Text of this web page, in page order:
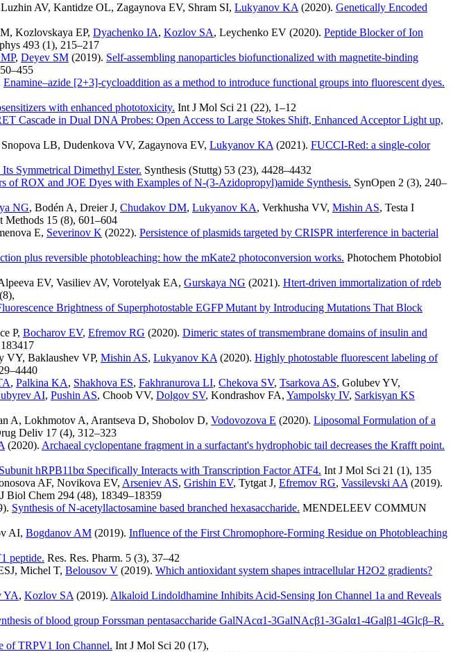
Luzhin AV, Kantidze OL, Zagaynova EV, Shram SI, Lukyanov KA (2020). Genetically Encoded
, Kozlovskaya EP, Dyachenko IA, Kozlov SA, Leychenko EV (2020). Peptide Blocker of Ion
493 (1), 215–217
, Deyev SM (2019). Self-assembling nanoparticles biofunctionalized with magnetite-binding
Enamine–azide [2+3]-cycloaddition as a method to introduce functional groups into fluorescent dyes.
with enhanced phototoxicity. Int J Mol Sci 21 (22), 1–12
Cascade in Dual DNA Probes: Open Access to Large Stokes Shift, Enhanced Acceptor Light up,
Snopova LB, Dudenkova VV, Zagaynova EV, Lukyanov KA (2021). FUCCI-Red: a single-color
Symmetrical Dimethyl Ester. Synthesis (Stuttg) 53 (23), 4428–4432
of ROX and JOE Dyes with Examples of N-(3-Azidopropyl)amide Synthesis. SynOpen 2 (3), 240–
NG, Bodén A, Dreier J, Chudakov DM, Lukyanov KA, Verkhusha VV, Mishin AS, Testa I
Methods 15 (8), 601–604
E, Severinov K (2022). Persistence of plasmids targeted by CRISPR interference in bacterial
plus reversible photobleaching: how the mKate2 photoconversion works. Photochem Photobiol
EV, Vasiliev AV, Vorotelyak EA, Gurskaya NG (2021). Htert-driven immortalization of rdeb
,
Brightness of Superphotostable EGFP Mutant by Introducing Mutations That Block
P, Bocharov EV, Efremov RG (2020). Dimeric states of transmembrane domains of insulin and
183417
VY, Baklaushev VP, Mishin AS, Lukyanov KA (2020). Highly photostable fluorescent labeling of
, Palkina KA, Shakhova ES, Fakhranurova LI, Chekova SV, Tsarkova AS, Golubev YV,
AI, Pushin AS, Choob VV, Dolgov SV, Kondrashov FA, Yampolsky IV, Sarkisyan KS
A, Lokhmotov A, Arantseva D, Shobolov D, Vodovozova E (2020). Liposomal Formulation of a
Deliv 17 (4), 312–323
(2020). Archaeal cyclopentane fragment in a surfactant's hydrophobic tail decreases the Krafft point.
hRPB11bα Specifically Interacts with Transcription Factor ATF4. Int J Mol Sci 21 (1), 135
AF, Novikova EV, Arseniev AS, Grishin EV, Tytgat J, Efremov RG, Vassilevski AA (2019).
J Biol Chem 294 (48), 18349–18359
Synthesis of N-acetyllactosamine based branched hexasaccharide. MENDELEEV COMMUN
AI, Bogdanov AM (2019). Influence of the First Chromophore-Forming Residue on Photobleaching
peptide. Res. Res. Pharm. 5 (3), 37–42
, Michel T, Belousov V (2019). Which antioxidant system shapes intracellular H2O2 gradients?
YA, Kozlov SA (2019). Alkaloid Lindoldhamine Inhibits Acid-Sensing Ion Channel 1a and Reveals
of blood group Forssman pentasaccharide GalNAcα1-3GalNAcβ1-3Galα1-4Galβ1-4Glcβ–R.
of TRPV1 Ion Channel. Int J Mol Sci 20 (17),